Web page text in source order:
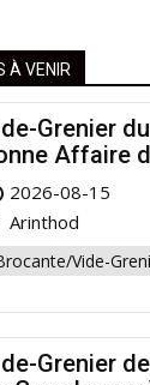
À VENIR
Grenier
Affaire
!
2026-08-15
Arinthod
Vide-
Grenier